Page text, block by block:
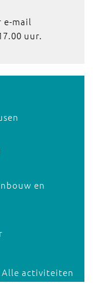
e-mail
uur.
en
Alle activiteiten